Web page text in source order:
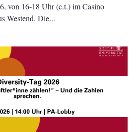
von 16-18 Uhr (c.t.) im Casino
Westend. Die